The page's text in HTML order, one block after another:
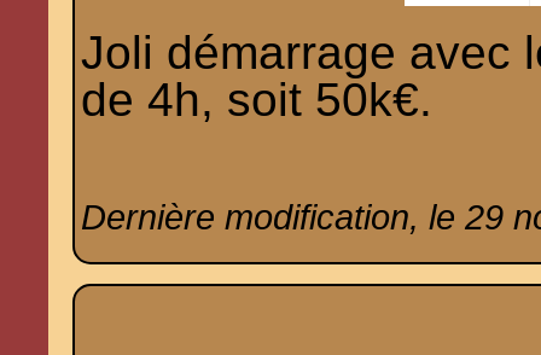
Joli démarrage avec
de 4h, soit 50k€.
Dernière modification, le 29